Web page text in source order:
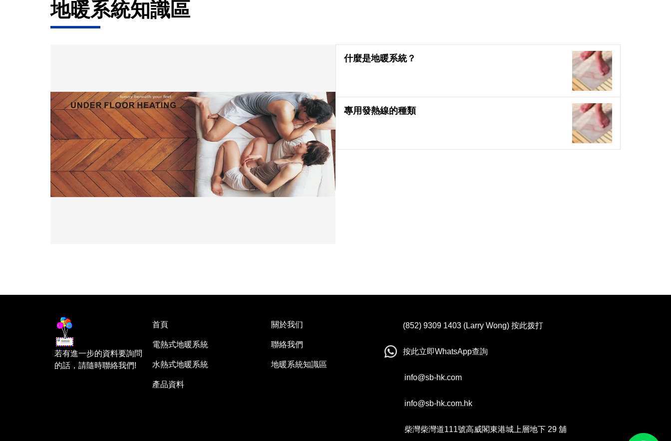
地暖系統知識區
什麼是地暖系統？
專用發熱線的種類
若有進一步的資料要詢問
的話，請隨時聯絡我們!
首頁 關於我们
電熱式地暖系統 聯絡我們
水熱式地暖系統 地暖系統知識區
產品資料
(852) 9309 1403 (Larry Wong) 按此拨打
按此立即WhatsApp查詢
info@sb-hk.com
info@sb-hk.com.hk
柴灣柴灣道111號高威閣東港城上層地下 29 舖